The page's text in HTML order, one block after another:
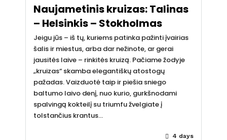
Naujametinis kruizas: Talinas
– Helsinkis – Stokholmas
Jeigu jūs – iš tų, kuriems patinka pažinti įvairias
šalis ir miestus, arba dar nežinote, ar gerai
jausitės laive – rinkitės kruizą. Pačiame žodyje
„kruizas“ skamba elegantiškų atostogų
pažadas. Vaizduotė taip ir piešia sniego
baltumo laivo denį, nuo kurio, gurkšnodami
spalvingą kokteilį su triumfu žvelgiate į
tolstančius krantus…
4 days